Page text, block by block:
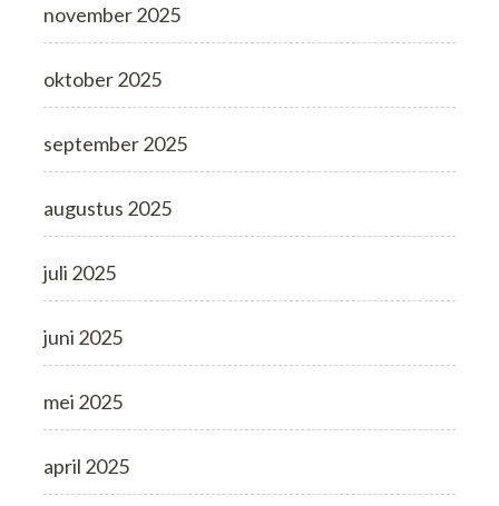
november 2025
oktober 2025
september 2025
augustus 2025
juli 2025
juni 2025
mei 2025
april 2025